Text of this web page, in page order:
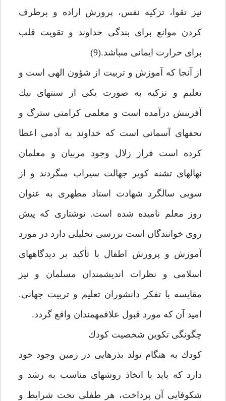
نيز تقوا، تزكيه نفس، پرورش اراده و برطرف
كردن موانع براى بندگى خداوند و تقويت قلب
براى حرارت ايمانى مى‏باشد.(9)
از آنجا كه آموزش و تربيت از شؤون الهى است و
تعليم و تزكيه به صورت يكى از سنت‏هاى نيك
آفرينش درآمده است و معلمى كرامتى سترگ و
تحفه‏اى آسمانى است كه خداوند به آدمى اعطا
كرده است فراز زلال وجود مربيان و معلمان
نهال‏هاى تشنه كوير جهالت سيراب مى‏گردند و از
سويى سالگرد شهادت استاد مطهرى به عنوان
روز معلم ناميده شده است. نوشتارى كه پيش
روى خوانندگان است بررسى تحليلى دارد در مورد
آموزش و پرورش اطفال با تأكيد بر ديدگاههاى
اسلامى و نظرات انديشمندان مسلمان و نيز
مقايسه با تفكر دانشوران تعليم و تربيت جهانى.
اميد آن كه مورد قبول علاقمه‏مندان واقع گردد.
چگونگى تكوين شخصيت كودك‏
كودك به هنگام تولد بذرهايى در زمين وجود خود
دارد كه بايد با اتخاذ روش‏هاى مناسب به رشد و
شكوفايى آن پرداخت، هر طفلى تحت شرايط و